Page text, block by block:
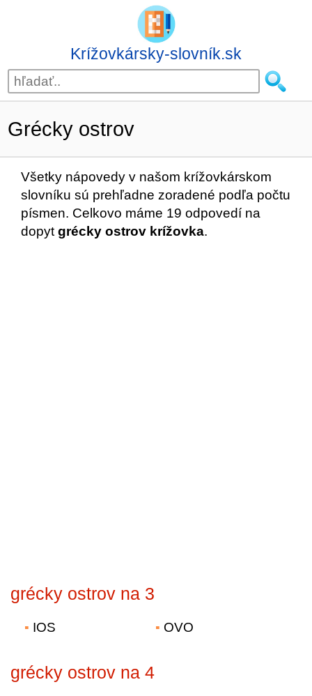
Krížovkársky-slovník.sk
Grécky ostrov
Všetky nápovedy v našom krížovkárskom
slovníku sú prehľadne zoradené podľa počtu
písmen. Celkovo máme 19 odpovedí na
dopyt grécky ostrov krížovka.
grécky ostrov na 3
IOS OVO
grécky ostrov na 4